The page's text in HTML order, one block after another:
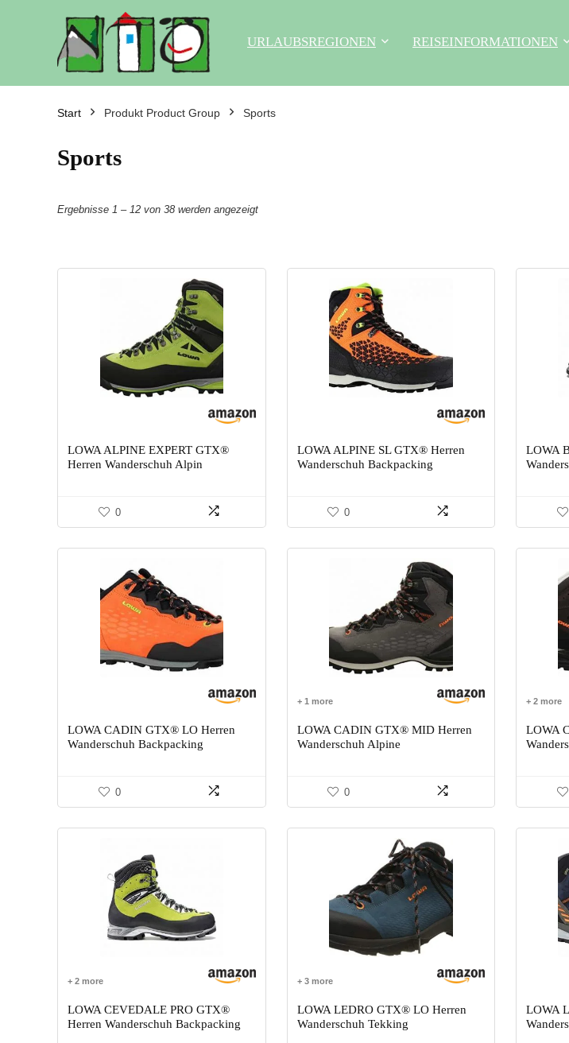
URLAUBSREGIONEN REISEINFORMATIONEN
Start Produkt Product Group Sports
Sports
Ergebnisse 1 – 12 von 38 werden angezeigt
LOWA ALPINE EXPERT GTX®
Herren Wanderschuh Alpin
0
LOWA ALPINE SL GTX® Herren
Wanderschuh Backpacking
0
LOWA
LOWA CADIN GTX® LO Herren
Wanderschuh Backpacking
0
+ 1 more
LOWA CADIN GTX® MID Herren
Wanderschuh Alpine
0
+ 2 more
LOWA
+ 2 more
LOWA CEVEDALE PRO GTX®
Herren Wanderschuh Backpacking
+ 3 more
LOWA LEDRO GTX® LO Herren
Wanderschuh Tekking
LOWA